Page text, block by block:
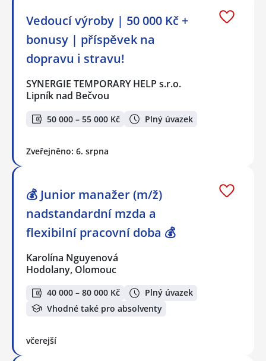
Vedoucí výroby | 50 000 Kč +
bonusy | příspěvek na
dopravu i stravu!
SYNERGIE TEMPORARY HELP s.r.o.
Lipník nad Bečvou
50 000 – 55 000 Kč Plný úvazek
Zveřejněno: 6. srpna
💰 Junior manažer (m/ž)
nadstandardní mzda a
flexibilní pracovní doba 💰
Karolína Nguyenová
Hodolany, Olomouc
40 000 – 80 000 Kč
Plný úvazek
Vhodné také pro absolventy
včerejší